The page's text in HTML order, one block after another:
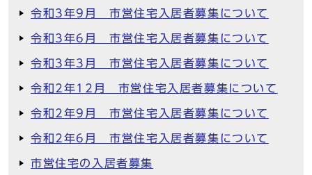
令和3年9月 市営住宅入居者募集について
令和3年6月 市営住宅入居者募集について
令和3年3月 市営住宅入居者募集について
令和2年12月 市営住宅入居者募集について
令和2年9月 市営住宅入居者募集について
令和2年6月 市営住宅入居者募集について
市営住宅の入居者募集